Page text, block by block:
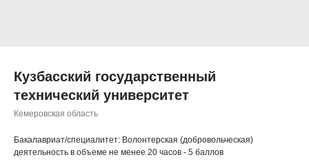
Кузбасский государственный
технический университет
Кемеровская область
Бакалавриат/специалитет: Волонтерская (добровольческая)
деятельность в объеме не менее 20 часов - 5 баллов